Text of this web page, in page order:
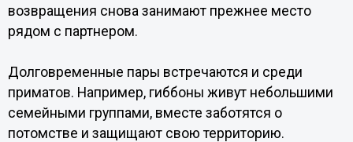
возвращения снова занимают прежнее место
рядом с партнером.
Долговременные пары встречаются и среди
приматов. Например, гиббоны живут небольшими
семейными группами, вместе заботятся о
потомстве и защищают свою территорию.